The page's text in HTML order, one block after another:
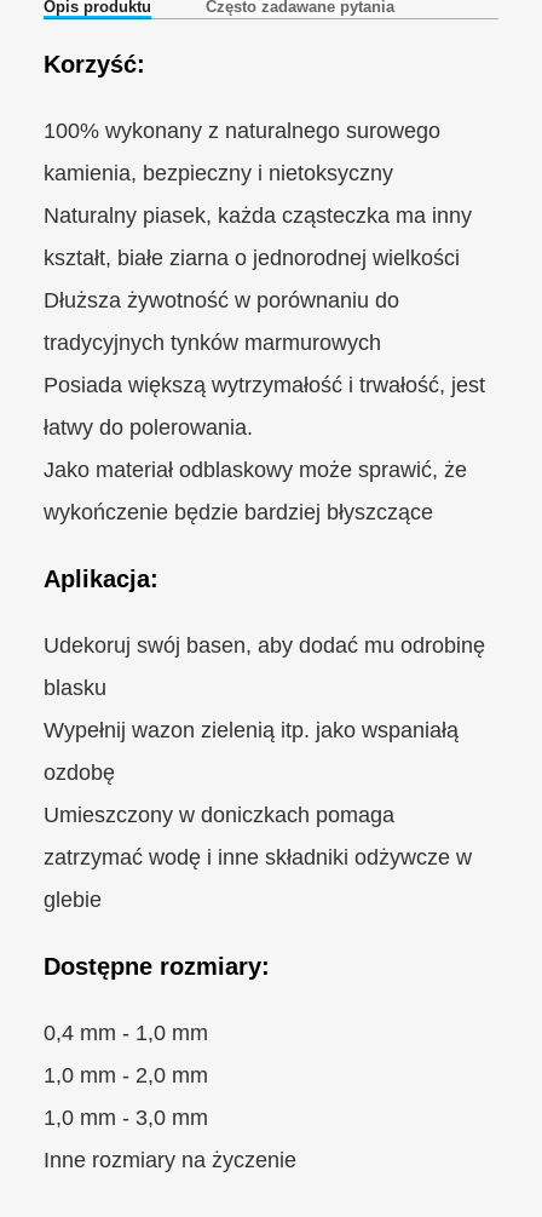
Opis produktu Często zadawane pytania
Korzyść:
100% wykonany z naturalnego surowego
kamienia, bezpieczny i nietoksyczny
Naturalny piasek, każda cząsteczka ma inny
kształt, białe ziarna o jednorodnej wielkości
Dłuższa żywotność w porównaniu do
tradycyjnych tynków marmurowych
Posiada większą wytrzymałość i trwałość, jest
łatwy do polerowania.
Jako materiał odblaskowy może sprawić, że
wykończenie będzie bardziej błyszczące
Aplikacja:
Udekoruj swój basen, aby dodać mu odrobinę
blasku
Wypełnij wazon zielenią itp. jako wspaniałą
ozdobę
Umieszczony w doniczkach pomaga
zatrzymać wodę i inne składniki odżywcze w
glebie
Dostępne rozmiary:
0,4 mm - 1,0 mm
1,0 mm - 2,0 mm
1,0 mm - 3,0 mm
Inne rozmiary na życzenie